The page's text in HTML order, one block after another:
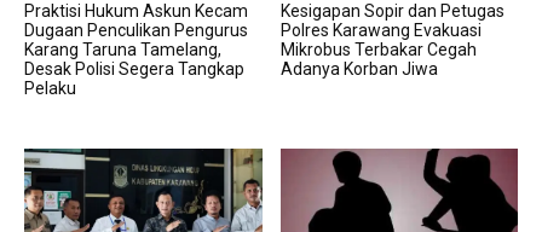
Praktisi Hukum Askun Kecam
Dugaan Penculikan Pengurus
Karang Taruna Tamelang,
Desak Polisi Segera Tangkap
Pelaku
Kesigapan Sopir dan Petugas
Polres Karawang Evakuasi
Mikrobus Terbakar Cegah
Adanya Korban Jiwa